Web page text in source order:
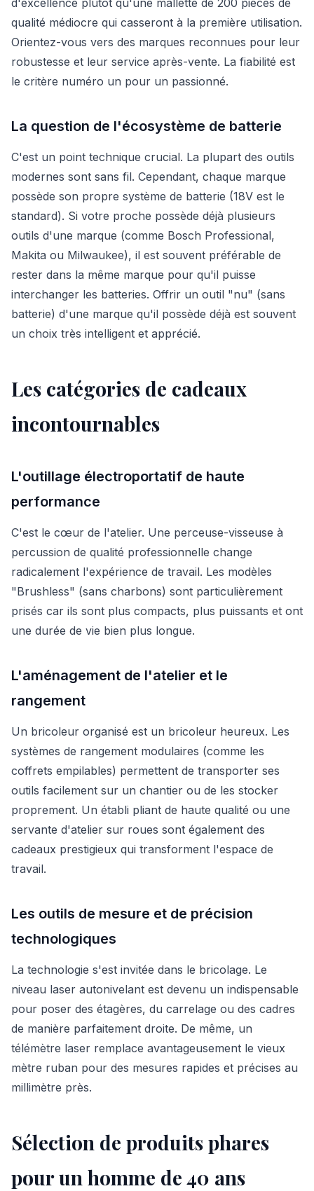
qualité médiocre qui casseront à la première utilisation.
Orientez-vous vers des marques reconnues pour leur
robustesse et leur service après-vente. La fiabilité est
le critère numéro un pour un passionné.
La question de l'écosystème de batterie
C'est un point technique crucial. La plupart des outils
modernes sont sans fil. Cependant, chaque marque
possède son propre système de batterie (18V est le
standard). Si votre proche possède déjà plusieurs
outils d'une marque (comme Bosch Professional,
Makita ou Milwaukee), il est souvent préférable de
rester dans la même marque pour qu'il puisse
interchanger les batteries. Offrir un outil "nu" (sans
batterie) d'une marque qu'il possède déjà est souvent
un choix très intelligent et apprécié.
Les catégories de cadeaux
incontournables
L'outillage électroportatif de haute
performance
C'est le cœur de l'atelier. Une perceuse-visseuse à
percussion de qualité professionnelle change
radicalement l'expérience de travail. Les modèles
"Brushless" (sans charbons) sont particulièrement
prisés car ils sont plus compacts, plus puissants et ont
une durée de vie bien plus longue.
L'aménagement de l'atelier et le
rangement
Un bricoleur organisé est un bricoleur heureux. Les
systèmes de rangement modulaires (comme les
coffrets empilables) permettent de transporter ses
outils facilement sur un chantier ou de les stocker
proprement. Un établi pliant de haute qualité ou une
servante d'atelier sur roues sont également des
cadeaux prestigieux qui transforment l'espace de
travail.
Les outils de mesure et de précision
technologiques
La technologie s'est invitée dans le bricolage. Le
niveau laser autonivelant est devenu un indispensable
pour poser des étagères, du carrelage ou des cadres
de manière parfaitement droite. De même, un
télémètre laser remplace avantageusement le vieux
mètre ruban pour des mesures rapides et précises au
millimètre près.
Sélection de produits phares
pour un homme de 40 ans